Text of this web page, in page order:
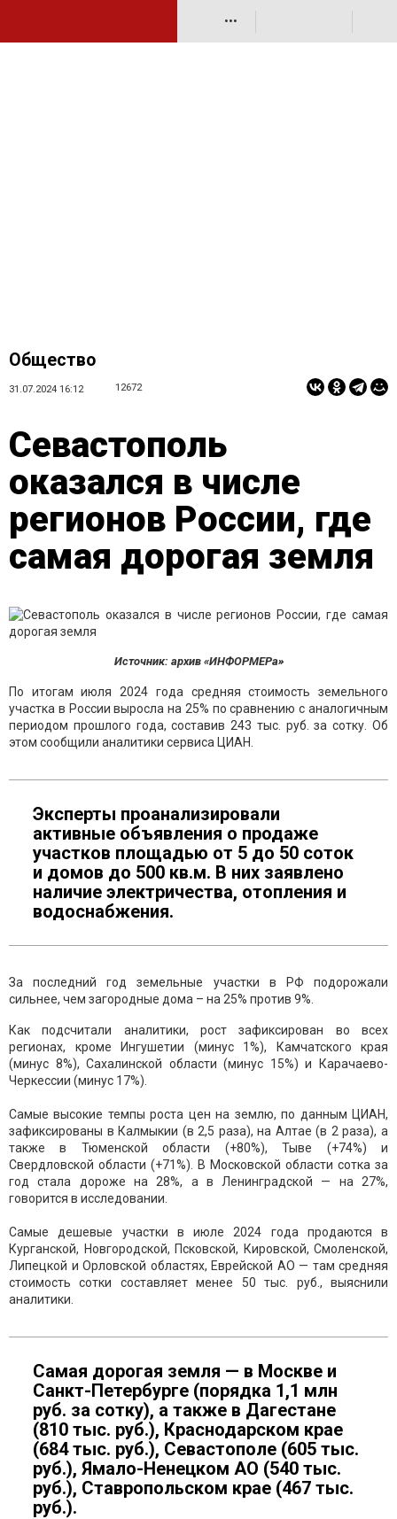
•••
Общество
31.07.2024 16:12 12672
Севастополь
оказался в числе
регионов России, где
самая дорогая земля
Источник: архив «ИНФОРМЕРа»
По итогам июля 2024 года средняя стоимость земельного
участка в России выросла на 25% по сравнению с аналогичным
периодом прошлого года, составив 243 тыс. руб. за сотку. Об
этом сообщили аналитики сервиса ЦИАН.
Эксперты проанализировали
активные объявления о продаже
участков площадью от 5 до 50 соток
и домов до 500 кв.м. В них заявлено
наличие электричества, отопления и
водоснабжения.
За последний год земельные участки в РФ подорожали
сильнее, чем загородные дома – на 25% против 9%.
Как подсчитали аналитики, рост зафиксирован во всех
регионах, кроме Ингушетии (минус 1%), Камчатского края
(минус 8%), Сахалинской области (минус 15%) и Карачаево-
Черкессии (минус 17%).
Самые высокие темпы роста цен на землю, по данным ЦИАН,
зафиксированы в Калмыкии (в 2,5 раза), на Алтае (в 2 раза), а
также в Тюменской области (+80%), Тыве (+74%) и
Свердловской области (+71%). В Московской области сотка за
год стала дороже на 28%, а в Ленинградской — на 27%,
говорится в исследовании.
Самые дешевые участки в июле 2024 года продаются в
Курганской, Новгородской, Псковской, Кировской, Смоленской,
Липецкой и Орловской областях, Еврейской АО — там средняя
стоимость сотки составляет менее 50 тыс. руб., выяснили
аналитики.
Самая дорогая земля — в Москве и
Санкт-Петербурге (порядка 1,1 млн
руб. за сотку), а также в Дагестане
(810 тыс. руб.), Краснодарском крае
(684 тыс. руб.), Севастополе (605 тыс.
руб.), Ямало-Ненецком АО (540 тыс.
руб.), Ставропольском крае (467 тыс.
руб.).